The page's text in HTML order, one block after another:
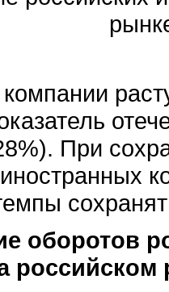
При
оборотов
российском